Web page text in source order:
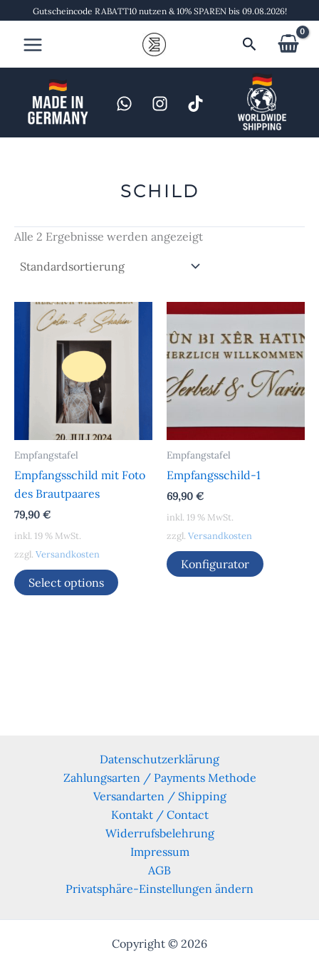
springen
Gutscheincode RABATT10 nutzen & 10% SPAREN bis 09.08.2026!
Suchen
SCHILD
Alle 2 Ergebnisse werden angezeigt
Empfangstafel
Empfangsschild mit Foto
des Brautpaares
79,90 €
inkl. 19 % MwSt.
zzgl. Versandkosten
Select options
Empfangstafel
Empfangsschild-1
69,90 €
inkl. 19 % MwSt.
zzgl. Versandkosten
Konfigurator
Datenschutzerklärung
Zahlungsarten / Payments Methode
Versandarten / Shipping
Kontakt / Contact
Widerrufsbelehrung
Impressum
AGB
Privatsphäre-Einstellungen ändern
Copyright © 2026